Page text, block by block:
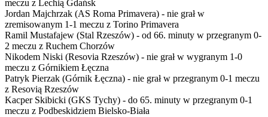
meczu z Lechią Gdańsk
Jordan Majchrzak (AS Roma Primavera) - nie grał w
zremisowanym 1-1 meczu z Torino Primavera
Ramil Mustafajew (Stal Rzeszów) - od 66. minuty w przegranym 0-
2 meczu z Ruchem Chorzów
Nikodem Niski (Resovia Rzeszów) - nie grał w wygranym 1-0
meczu z Górnikiem Łęczna
Patryk Pierzak (Górnik Łęczna) - nie grał w przegranym 0-1 meczu
z Resovią Rzeszów
Kacper Skibicki (GKS Tychy) - do 65. minuty w przegranym 0-1
meczu z Podbeskidziem Bielsko-Biała